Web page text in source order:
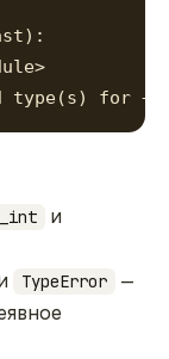
type(s)
и
TypeError
—